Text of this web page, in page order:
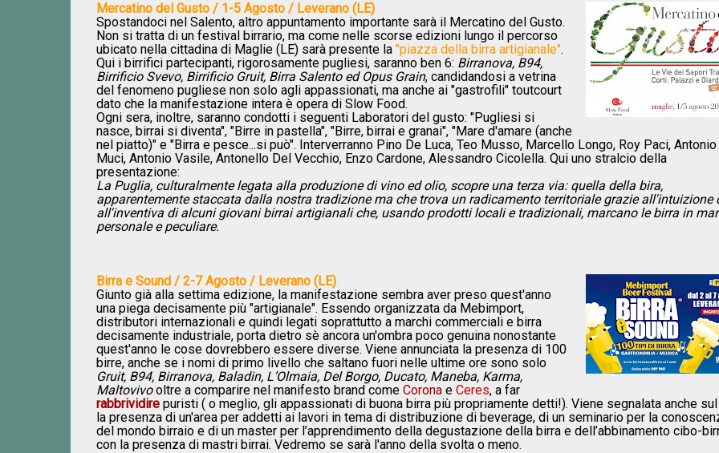
Mercatino del Gusto / 1-5 Agosto / Leverano (LE)
Spostandoci nel Salento, altro appuntamento importante sarà il Mercatino del Gusto.
Non si tratta di un festival birrario, ma come nelle scorse edizioni lungo il percorso
ubicato nella cittadina di Maglie (LE) sarà presente la "piazza della birra artigianale".
Qui i birrifici partecipanti, rigorosamente pugliesi, saranno ben 6: Birranova, B94,
Birrificio Svevo, Birrificio Gruit, Birra Salento ed Opus Grain, candidandosi a vetrina
del fenomeno pugliese non solo agli appassionati, ma anche ai "gastrofili" toutcourt
dato che la manifestazione intera è opera di Slow Food.
Ogni sera, inoltre, saranno condotti i seguenti Laboratori del gusto: "Pugliesi si
nasce, birrai si diventa", "Birre in pastella", "Birre, birrai e granai", "Mare d'amare (anche
nel piatto)" e "Birra e pesce...si può". Interverranno Pino De Luca, Teo Musso, Marcello Longo, Roy Paci, Antonio
Muci, Antonio Vasile, Antonello Del Vecchio, Enzo Cardone, Alessandro Cicolella. Qui uno stralcio della
presentazione:
La Puglia, culturalmente legata alla produzione di vino ed olio, scopre una terza via: quella della bira,
apparentemente staccata dalla nostra tradizione ma che trova un radicamento territoriale grazie all'intuizione
all'inventiva di alcuni giovani birrai artigianali che, usando prodotti locali e tradizionali, marcano le birra in
personale e peculiare.
Birra e Sound / 2-7 Agosto / Leverano (LE)
Giunto già alla settima edizione, la manifestazione sembra aver preso quest'anno
una piega decisamente più "artigianale". Essendo organizzata da Mebimport,
distributori internazionali e quindi legati soprattutto a marchi commerciali e birra
decisamente industriale, porta dietro sè ancora un'ombra poco genuina nonostante
quest'anno le cose dovrebbero essere diverse. Viene annunciata la presenza di 100
birre, anche se i nomi di primo livello che saltano fuori nelle ultime ore sono solo
Gruit, B94, Birranova, Baladin, L’Olmaia, Del Borgo, Ducato, Maneba, Karma,
Maltovivooltre a comparire nel manifesto brand come Coronae Ceres, a far
rabbrividirepuristi ( o meglio, gli appassionati di buona birra più propriamente detti!). Viene segnalata anche sul
la presenza di un'area per addetti ai lavori in tema di distribuzione di beverage, di un seminario per la
del mondo birraio e di un master per l’apprendimento della degustazione della birra e dell’abbinamento cibo-
con la presenza di mastri birrai. Vedremo se sarà l'anno della svolta o meno.